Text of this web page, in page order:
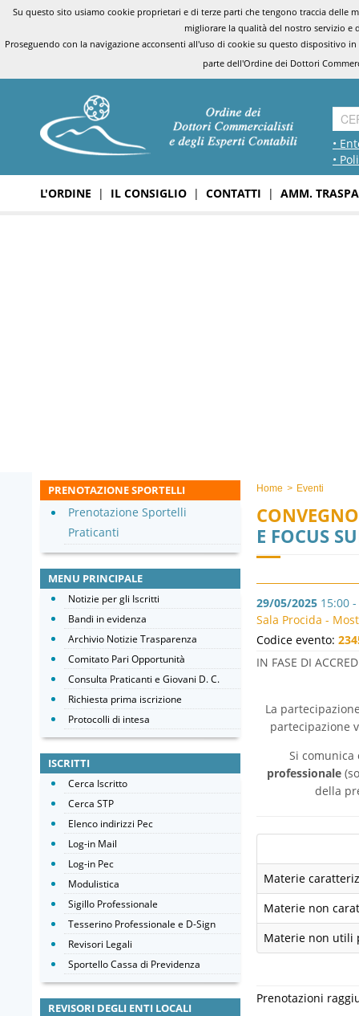
Su questo sito usiamo cookie proprietari e di terze parti che tengono traccia
migliorare la qualità del nostro servizio e
Proseguendo con la navigazione acconsenti all'uso di cookie su questo dispositivo
parte dell'Ordine dei Dottori
•
•
L'ORDINE | IL CONSIGLIO | CONTATTI | AMM.
Home > Eventi
E FOCUS
29/05/2025 15:00
Sala Procida -
Codice evento:
IN FASE DI
La
partecipazione
Si
professionale
della
Materie
Materie non
Materie non utili
Prenotazioni
PRENOTAZIONE SPORTELLI
Prenotazione Sportelli
Praticanti
MENU PRINCIPALE
Notizie per gli Iscritti
Bandi in evidenza
Archivio Notizie Trasparenza
Comitato Pari Opportunità
Consulta Praticanti e Giovani D. C.
Richiesta prima iscrizione
Protocolli di intesa
ISCRITTI
Cerca Iscritto
Cerca STP
Elenco indirizzi Pec
Log-in Mail
Log-in Pec
Modulistica
Sigillo Professionale
Tesserino Professionale e D-Sign
Revisori Legali
Sportello Cassa di Previdenza
REVISORI DEGLI ENTI LOCALI